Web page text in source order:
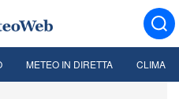
METEO IN DIRETTA CLIMA